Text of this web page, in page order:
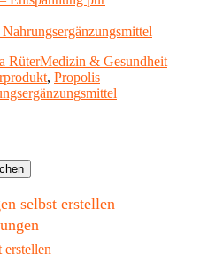
RüterKategorien
Medizin & Gesundheit
, Propolis
selbst erstellen –